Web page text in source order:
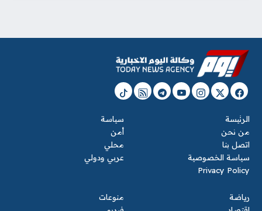
الرئيسة
من نحن
اتصل بنا
سياسة الخصوصية
Privacy Policy
سياسة
أمن
محلي
عربي ودولي
رياضة
منوعات